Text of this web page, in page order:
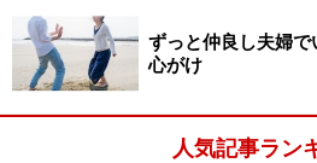
1.年収1000万円の男性
テ。フラれる覚悟はある？
ずっと仲良し夫婦
心がけ
人気記事ラン